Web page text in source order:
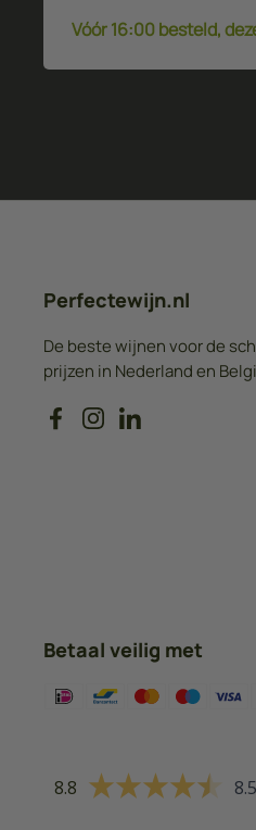
Vóór 16:00 besteld,
Perfectewijn.nl
De beste wijnen voor de
prijzen in Nederland en
Facebook
InstagramLinkedIn
Betaal veilig met
8.8